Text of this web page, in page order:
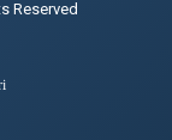
Reserved